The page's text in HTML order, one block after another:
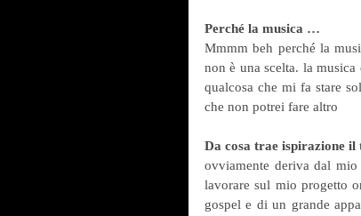
Perché la musica …
Mmmm beh perché la
non è una scelta. la
qualcosa che mi fa stare
che non potrei fare altro
Da cosa trae ispirazione il
ovviamente deriva dal
lavorare sul mio progetto
gospel e di un grande